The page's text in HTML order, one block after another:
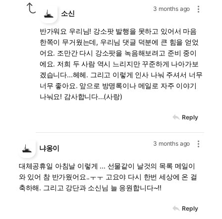
3 months ago
소신
반가워요 우리님! 강소팟 발행을 못하고 있어서 마음
한쪽이 무거웠는데, 우리님 댓글 덕분에 큰 힘을 얻었
어요. 조만간 다시 강소팟을 녹음해보려고 준비 중이
에요. 저희 두 사람 역시 느리지만 꾸준하게 나아가보
겠습니다...헤헤. 그리고 이렇게 인사 나눠 주셔서 너무
너무 좋아요. 앞으로 방명록이나 메일로 자주 이야기
나눠요! 감사합니다...(사랑)
Reply
3 months ago
냐옹이
대체공휴일 아침날 이렇게 ... 선물같이 날것의 목록 메일이
와 있어 참 반가웠어요..ㅜㅜ 고요야 다시 한번 세상에 온 걸
축하해. 그리고 강단과 소신님 늘 응원합니다~!!
Reply